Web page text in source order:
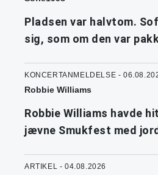
Pladsen var halvtom.
sig, som om den var
KONCERTANMELDELSE -
Robbie Williams
Robbie Williams havde
jævne Smukfest med
ARTIKEL - 04.08.2026